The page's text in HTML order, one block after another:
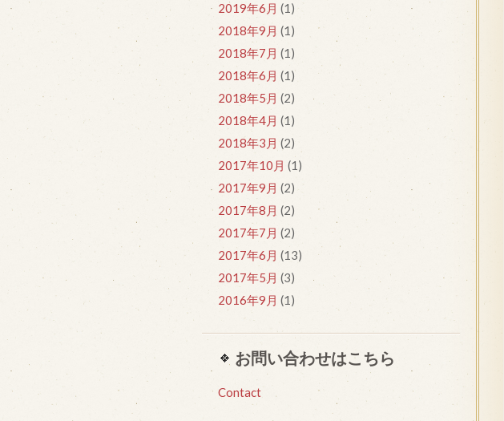
2019年6月 (1)
2018年9月 (1)
2018年7月 (1)
2018年6月 (1)
2018年5月 (2)
2018年4月 (1)
2018年3月 (2)
2017年10月 (1)
2017年9月 (2)
2017年8月 (2)
2017年7月 (2)
2017年6月 (13)
2017年5月 (3)
2016年9月 (1)
お問い合わせはこちら
Contact